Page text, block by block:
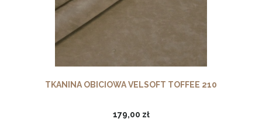
TKANINA OBICIOWA VELSOFT TOFFEE 210
179,00 zł